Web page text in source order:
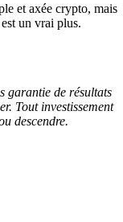
et axée crypto, mais
un vrai plus.
garantie de résultats
Tout investissement
descendre.